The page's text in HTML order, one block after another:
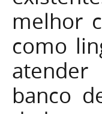
melhor
como
atender
banco